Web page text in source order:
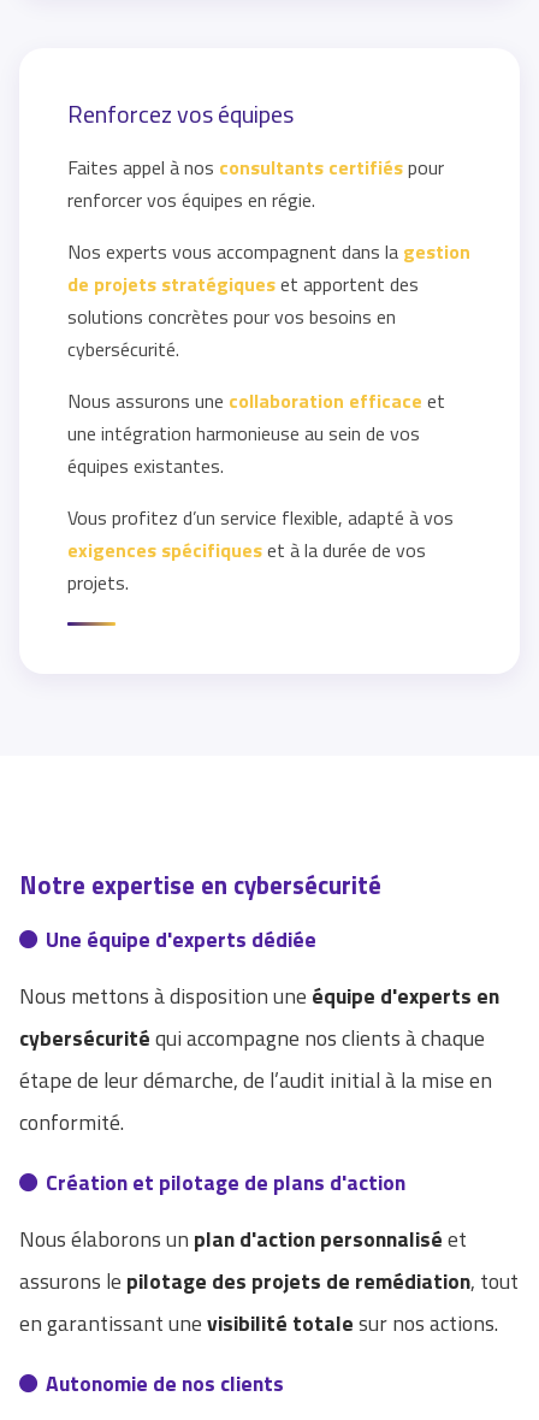
Renforcez vos équipes
Faites appel à nos consultants certifiéspour
renforcer vos équipes en régie.
Nos experts vous accompagnent dans la gestion
de projets stratégiqueset apportent des
solutions concrètes pour vos besoins en
cybersécurité.
Nous assurons une collaboration efficace et
une intégration harmonieuse au sein de vos
équipes existantes.
Vous profitez d’un service flexible, adapté à vos
exigences spécifiqueset à la durée de vos
projets.
Notre expertise en cybersécurité
Une équipe d'experts dédiée
Nous mettons à disposition une équipe d'experts en
cybersécuritéqui accompagne nos clients à chaque
étape de leur démarche, de l’audit initial à la mise en
conformité.
Création et pilotage de plans d'action
Nous élaborons un plan d'action personnaliséet
assurons le pilotage des projets de remédiation, tout
en garantissant unevisibilité totalesur nos actions.
Autonomie de nos clients